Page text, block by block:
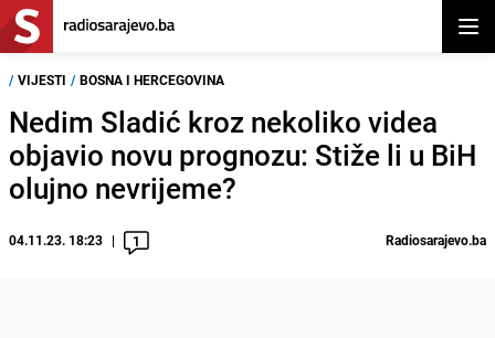
/ VIJESTI / BOSNA I HERCEGOVINA
Nedim Sladić kroz nekoliko videa
objavio novu prognozu: Stiže li u BiH
olujno nevrijeme?
04.11.23. 18:23 1 Radiosarajevo.ba